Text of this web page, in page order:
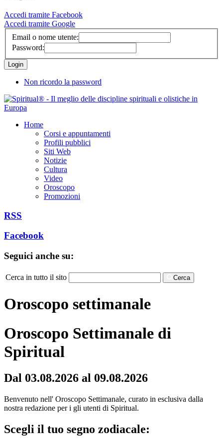
Accedi tramite Facebook
Accedi tramite Google
Email o nome utente:
Password:
Non ricordo la password
Home
Corsi e appuntamenti
Profili pubblici
Siti Web
Notizie
Cultura
Video
Oroscopo
Promozioni
RSS
Facebook
Seguici anche su:
Cerca in tutto il sito Cerca
Oroscopo settimanale
Oroscopo Settimanale di
Spiritual
Dal 03.08.2026 al 09.08.2026
Benvenuto nell' Oroscopo Settimanale, curato in esclusiva dalla
nostra redazione per i gli utenti di Spiritual.
Scegli il tuo segno zodiacale: